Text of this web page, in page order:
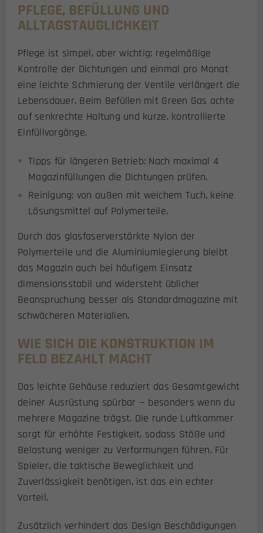
PFLEGE, BEFÜLLUNG UND
ALLTAGSTAUGLICHKEIT
Pflege ist simpel, aber wichtig: regelmäßige
Kontrolle der Dichtungen und einmal pro Monat
eine leichte Schmierung der Ventile verlängert die
Lebensdauer. Beim Befüllen mit Green Gas achte
auf senkrechte Haltung und kurze, kontrollierte
Einfüllvorgänge.
Tipps für längeren Betrieb: Nach maximal 4
Magazinfüllungen die Dichtungen prüfen.
Reinigung: von außen mit weichem Tuch, keine
Lösungsmittel auf Polymerteile.
Durch das glasfaserverstärkte Nylon der
Polymerteile und die Aluminiumlegierung bleibt
das Magazin auch bei häufigem Einsatz
dimensionsstabil und widersteht üblicher
Beanspruchung besser als Standardmagazine mit
schwächeren Materialien.
WIE SICH DIE KONSTRUKTION IM
FELD BEZAHLT MACHT
Das leichte Gehäuse reduziert das Gesamtgewicht
deiner Ausrüstung spürbar — besonders wenn du
mehrere Magazine trägst. Die runde Luftkammer
sorgt für erhöhte Festigkeit, sodass Stöße und
Belastung weniger zu Verformungen führen. Für
Spieler, die taktische Beweglichkeit und
Zuverlässigkeit benötigen, ist das ein echter
Vorteil.
Zusätzlich verhindert das Design Beschädigungen